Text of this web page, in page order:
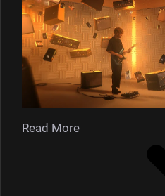
Read More